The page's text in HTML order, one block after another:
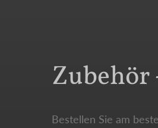
Zubehör
Bestellen Sie am